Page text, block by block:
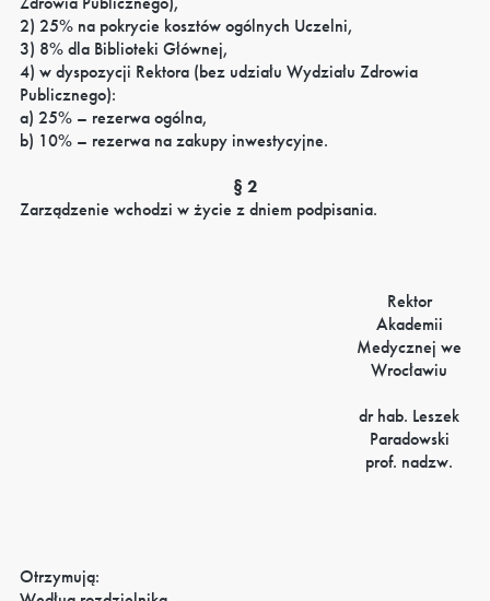
2) 25% na pokrycie kosztów ogólnych Uczelni,
3) 8% dla Biblioteki Głównej,
4) w dyspozycji Rektora (bez udziału Wydziału Zdrowia
Publicznego):
a) 25% – rezerwa ogólna,
b) 10% – rezerwa na zakupy inwestycyjne.
§ 2
Zarządzenie wchodzi w życie z dniem podpisania.
Rektor
Akademii
Medycznej we
Wrocławiu
dr hab. Leszek
Paradowski
prof. nadzw.
Otrzymują: